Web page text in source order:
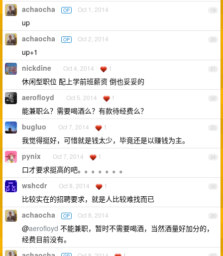
19
achaocha OP Oct 1, 2014
up
20
achaocha OP Oct 2, 2014
up+1
21
nickdine Oct 4, 2014 1
休闲型职位 配上学前班薪资 倒也妥妥的
22
aerofloyd Oct 5, 2014 1
能兼职么？需要喝酒么？有款待经费么？
23
bugluo Oct 7, 2014 1
我觉得挺好，可惜就是钱太少，毕竟还是以赚钱为主。
24
pynix Oct 7, 2014 1
口才要求挺高的吧。。。。。。。
25
wshcdr Oct 8, 2014 1
比较实在的招聘要求，就是人比较难找而已
26
achaocha OP Oct 8, 2014
@aerofloyd 不能兼职，暂时不需要喝酒，当然酒量好加分的，
经费目前没有。